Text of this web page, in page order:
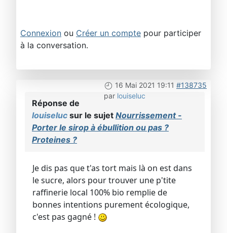
Connexion ou Créer un compte pour participer
à la conversation.
16 Mai 2021 19:11 #138735
par louiseluc
Réponse de
louiseluc sur le sujet Nourrissement -
Porter le sirop à ébullition ou pas ?
Proteines ?
Je dis pas que t'as tort mais là on est dans
le sucre, alors pour trouver une p'tite
raffinerie local 100% bio remplie de
bonnes intentions purement écologique,
c'est pas gagné !